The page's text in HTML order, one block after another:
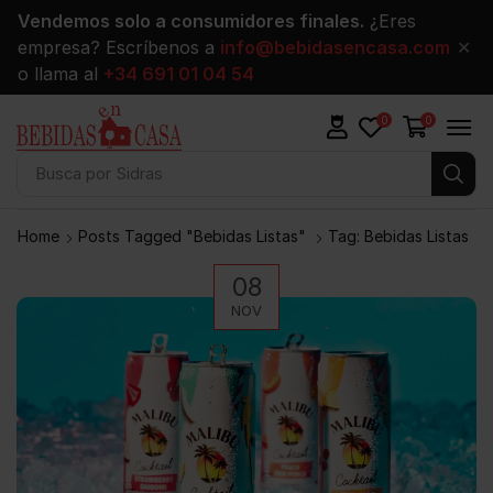
Vendemos solo a consumidores finales. ¿Eres
empresa? Escríbenos a info@bebidasencasa.com
o llama al +34 691 01 04 54
✕
Busca por Sidras
0 0
Home Posts Tagged "bebidas Listas" Tag: Bebidas Listas
08
NOV